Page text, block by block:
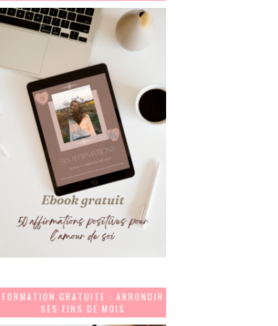
FORMATION GRATUITE : ARRONDIR
SES FINS DE MOIS